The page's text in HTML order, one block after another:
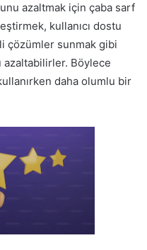
azaltmak için çaba sarf
kullanıcı dostu
çözümler sunmak gibi
Böylece
daha olumlu bir